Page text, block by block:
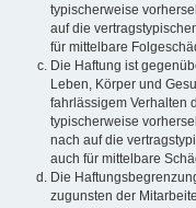
typischerweise
auf die
für mittelbare
Die Haftung ist
Leben, Körper und
fahrlässigem Verhalten
typischerweise
nach auf die
auch für mittelbare
Die
zugunsten der